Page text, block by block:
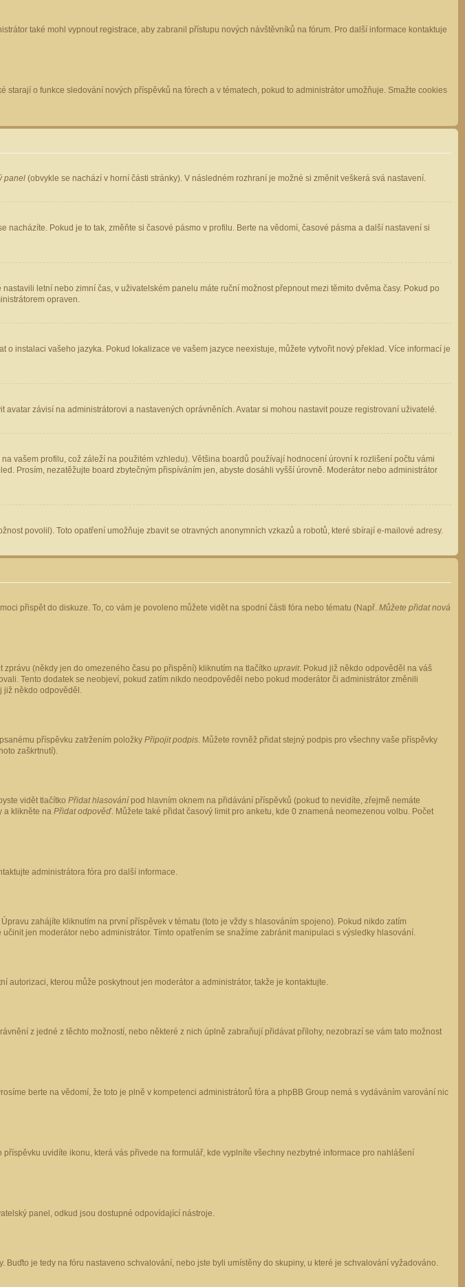
také mohl vypnout registrace, aby zabranil přístupu nových návštěvníků na fórum. Pro další informace kontaktuje
o funkce sledování nových příspěvků na fórech a v tématech, pokud to administrátor umožňuje. Smažte cookies
panel (obvykle se nachází v horní části stránky). V následném rozhraní je možné si změnit veškerá svá nastavení.
Pokud je to tak, změňte si časové pásmo v profilu. Berte na vědomí, časové pásma a další nastavení si
letní nebo zimní čas, v uživatelském panelu máte ruční možnost přepnout mezi těmito dvěma časy. Pokud po
opraven.
instalaci vašeho jazyka. Pokud lokalizace ve vašem jazyce neexistuje, můžete vytvořit nový překlad. Více informací je
závisí na administrátorovi a nastavených oprávněních. Avatar si mohou nastavit pouze registrovaní uživatelé.
vašem profilu, což záleží na použitém vzhledu). Většina boardů používají hodnocení úrovní k rozlišení počtu vámi
Prosím, nezatěžujte board zbytečným přispíváním jen, abyste dosáhli vyšší úrovně. Moderátor nebo administrátor
povolil). Toto opatření umožňuje zbavit se otravných anonymních vzkazů a robotů, které sbírají e-mailové adresy.
přispět do diskuze. To, co vám je povoleno můžete vidět na spodní části fóra nebo tématu (Např. Můžete přidat nová
(někdy jen do omezeného času po přispění) kliknutím na tlačítko upravit. Pokud již někdo odpověděl na váš
Tento dodatek se neobjeví, pokud zatím nikdo neodpověděl nebo pokud moderátor či administrátor změnili
již někdo odpověděl.
příspěvku zatržením položky Připojit podpis. Můžete rovněž přidat stejný podpis pro všechny vaše příspěvky
zaškrtnutí).
vidět tlačítko Přidat hlasování pod hlavním oknem na přidávání příspěvků (pokud to nevidíte, zřejmě nemáte
a klikněte na Přidat odpověď. Můžete také přidat časový limit pro anketu, kde 0 znamená neomezenou volbu. Počet
administrátora fóra pro další informace.
zahájíte kliknutím na první příspěvek v tématu (toto je vždy s hlasováním spojeno). Pokud nikdo zatím
jen moderátor nebo administrátor. Tímto opatřením se snažíme zabránit manipulaci s výsledky hlasování.
kterou může poskytnout jen moderátor a administrátor, takže je kontaktujte.
z jedné z těchto možností, nebo některé z nich úplně zabraňují přidávat přílohy, nezobrazí se vám tato možnost
berte na vědomí, že toto je plně v kompetenci administrátorů fóra a phpBB Group nemá s vydáváním varování nic
uvidíte ikonu, která vás přivede na formulář, kde vyplníte všechny nezbytné informace pro nahlášení
panel, odkud jsou dostupné odpovídající nástroje.
je tedy na fóru nastaveno schvalování, nebo jste byli umístěny do skupiny, u které je schvalování vyžadováno.